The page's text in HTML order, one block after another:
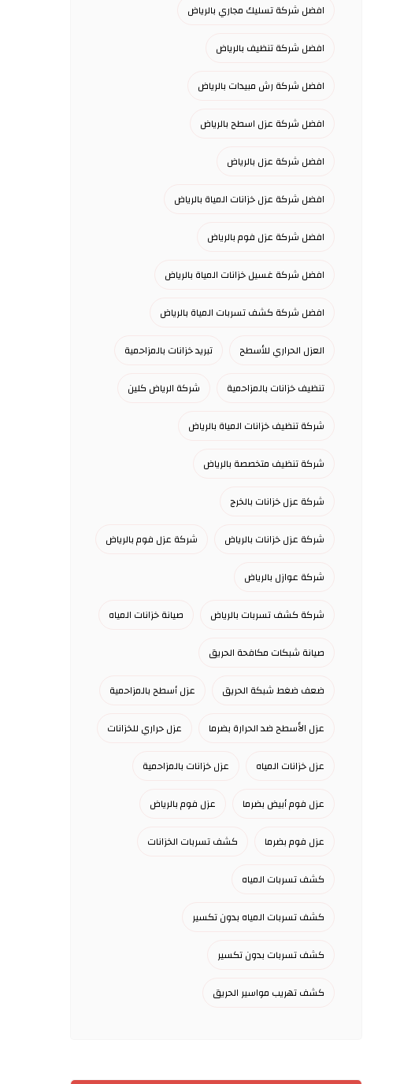
افضل شركة تسليك مجاري بالرياض
افضل شركة تنظيف بالرياض
افضل شركة رش مبيدات بالرياض
افضل شركة عزل اسطح بالرياض
افضل شركة عزل بالرياض
افضل شركة عزل خزانات المياة بالرياض
افضل شركة عزل فوم بالرياض
افضل شركة غسيل خزانات المياة بالرياض
افضل شركة كشف تسربات المياة بالرياض
العزل الحراري للأسطح تبريد خزانات بالمزاحمية
تنظيف خزانات بالمزاحمية شركة الرياض كلين
شركة تنظيف خزانات المياة بالرياض
شركة تنظيف متخصصة بالرياض
شركة عزل خزانات بالخرج
شركة عزل خزانات بالرياض شركة عزل فوم بالرياض
شركة عوازل بالرياض
شركة كشف تسربات بالرياض صيانة خزانات المياه
صيانة شبكات مكافحة الحريق
ضعف ضغط شبكة الحريق عزل أسطح بالمزاحمية
عزل الأسطح ضد الحرارة بضرما عزل حراري للخزانات
عزل خزانات المياه عزل خزانات بالمزاحمية
عزل فوم أبيض بضرما عزل فوم بالرياض
عزل فوم بضرما كشف تسربات الخزانات
كشف تسربات المياه
كشف تسربات المياه بدون تكسير
كشف تسربات بدون تكسير
كشف تهريب مواسير الحريق